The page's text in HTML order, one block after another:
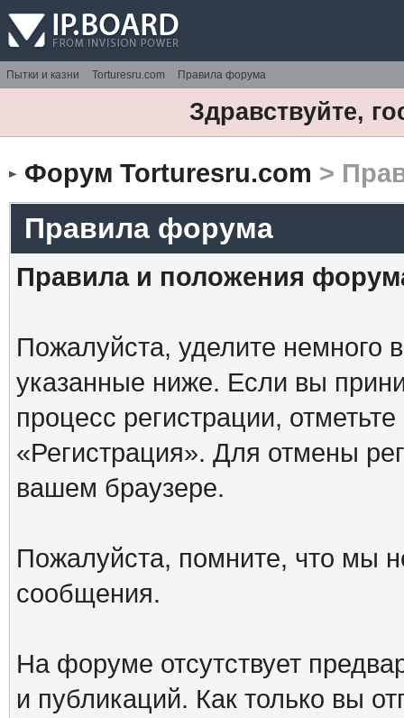
Пытки и казни Torturesru.com Правила форума
Здравствуйте,
Форум Torturesru.com >
Правила форума
Правила и положения
Пожалуйста, уделите немного
указанные ниже. Если вы
процесс регистрации,
«Регистрация». Для отмены
вашем браузере.
Пожалуйста, помните, что мы
сообщения.
На форуме отсутствует
и публикаций. Как только вы